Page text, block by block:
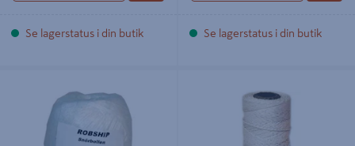
Se lagerstatus i din butik Se lagerstatus i din butik
THOMEE 90M
BOMULL THOMEE 50M